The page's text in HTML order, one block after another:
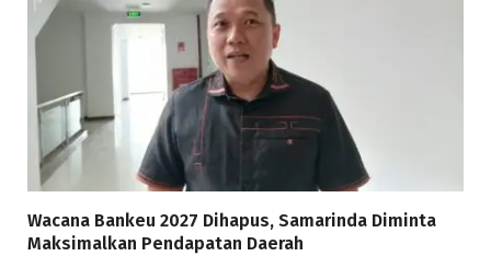
Wacana Bankeu 2027 Dihapus, Samarinda Diminta
Maksimalkan Pendapatan Daerah